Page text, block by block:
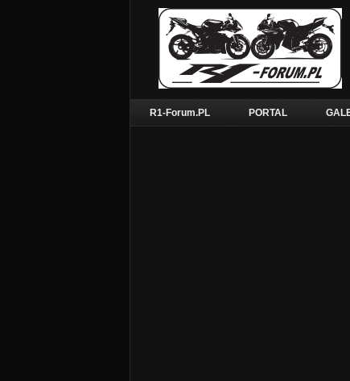
R1-Forum.PL PORTAL